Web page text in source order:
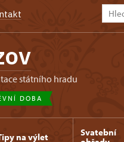
státního hradu
DOBA
na výlet
Svatební